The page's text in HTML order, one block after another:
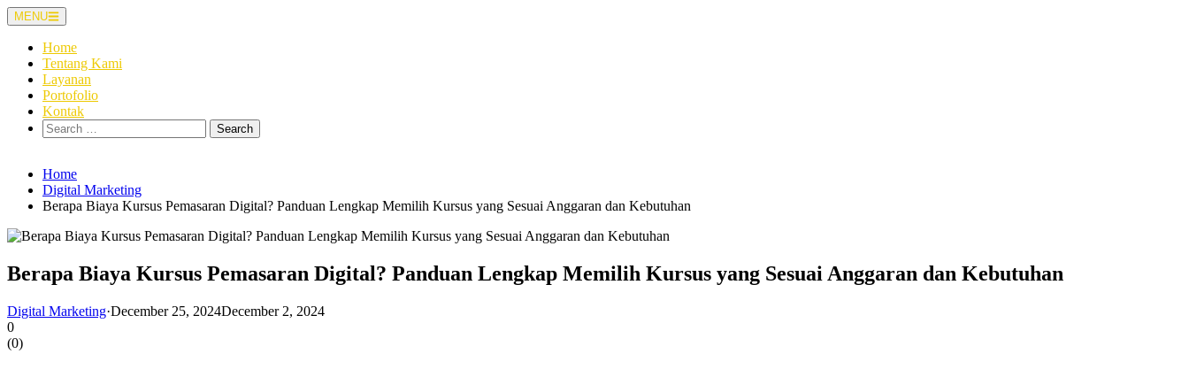
Skip
to
content
MENU
Home
Tentang Kami
Layanan
Portofolio
Kontak
Search
for:
Home
Digital Marketing
Berapa Biaya Kursus Pemasaran Digital? Panduan Lengkap Memilih Kursus yang Sesuai Anggaran dan Kebutuhan
Berapa Biaya Kursus Pemasaran Digital? Panduan Lengkap Memilih Kursus yang Sesuai Anggaran dan Kebutuhan
Digital Marketing·December 25, 2024December 2, 2024
0
(0)